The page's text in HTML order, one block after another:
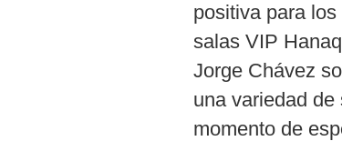
positiva para
salas VIP
Jorge Chávez
una variedad
momento de